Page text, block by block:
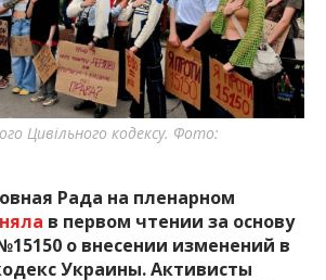
важную информацию о событиях
города Запорожья и области.
Цивільного кодексу. Фото:
Рада на пленарном
в первом чтении за основу
о внесении изменений в
Украины. Активисты